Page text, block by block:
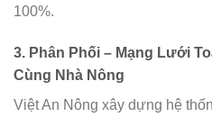
100%.
3. Phân Phối – Mạng Lưới
Cùng Nhà Nông
Việt An Nông xây dựng hệ